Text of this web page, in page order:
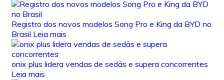
Registro dos novos modelos Song Pro e King da BYD no
Brasil Leia mais
onix plus lidera vendas de sedãs e supera concorrentes
Leia mais